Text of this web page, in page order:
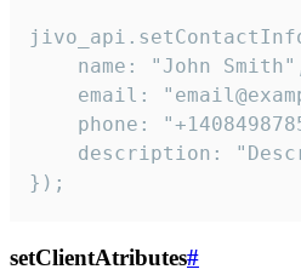
name: "John
email:
phone:
description:
});
setClientAtributes#